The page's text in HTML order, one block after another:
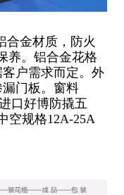
合金材质，防火
养。铝合金花格
户需求而定。外
门板。窗料
口好博防撬五
空规格12A-25A